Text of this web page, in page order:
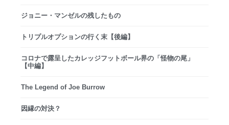
ジョニー・マンゼルの残したもの
トリプルオプションの行く末【後編】
コロナで露呈したカレッジフットボール界の「怪物の尾」
【中編】
The Legend of Joe Burrow
因縁の対決？